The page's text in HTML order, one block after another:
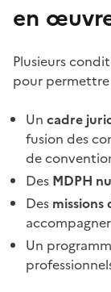
en
Plusieurs
pour
Un cadre
fusion des
de
Des MDPH
Des
Un